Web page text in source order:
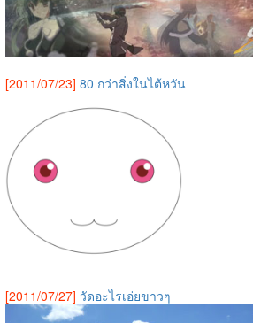
[2011/07/23] 80 กว่าสิ่งในไต้หวัน
[2011/07/27] วัดอะไรเอ่ยขาวๆ